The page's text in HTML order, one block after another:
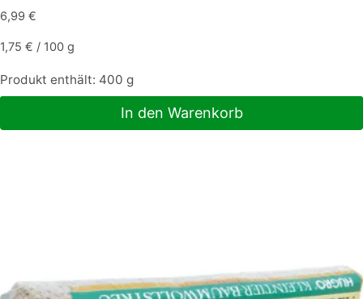
6,99 €
1,75 € / 100 g
Produkt enthält: 400 g
In den Warenkorb